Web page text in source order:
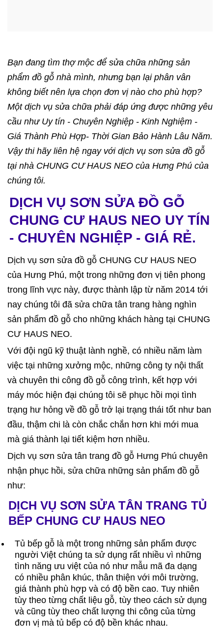
Bạn đang tìm thợ mộc để sửa chữa những sản
phẩm đồ gỗ nhà mình, nhưng bạn lại phân vân
không biết nên lựa chọn đơn vị nào cho phù hợp?
Một dịch vụ sửa chữa phải đáp ứng được những yêu
cầu như Uy tín - Chuyên Nghiệp - Kinh Nghiệm -
Giá Thành Phù Hợp- Thời Gian Bảo Hành Lâu Năm.
Vậy thi hãy liên hệ ngay với dịch vụ sơn sửa đồ gỗ
tại nhà CHUNG CƯ HAUS NEO của Hưng Phú của
chúng tôi.
DỊCH VỤ SƠN SỬA ĐỒ GỖ
CHUNG CƯ HAUS NEO UY TÍN
- CHUYÊN NGHIỆP - GIÁ RẺ.
Dịch vụ sơn sửa đồ gỗ CHUNG CƯ HAUS NEO
của Hưng Phú, một trong những đơn vị tiên phong
trong lĩnh vực này, được thành lập từ năm 2014 tới
nay chúng tôi đã sửa chữa tân trang hàng nghìn
sản phẩm đồ gỗ cho những khách hàng tại CHUNG
CƯ HAUS NEO.
Với đội ngũ kỹ thuật lành nghề, có nhiều năm làm
việc tại những xưởng mộc, những công ty nội thất
và chuyên thi công đồ gỗ công trình, kết hợp với
máy móc hiện đại chúng tôi sẽ phục hồi mọi tình
trạng hư hỏng về đồ gỗ trở lại trạng thái tốt như ban
đầu, thậm chi là còn chắc chắn hơn khi mới mua
mà giá thành lại tiết kiệm hơn nhiều.
Dịch vụ sơn sửa tân trang đồ gỗ Hưng Phú chuyên
nhận phục hồi, sửa chữa những sản phẩm đồ gỗ
như:
DỊCH VỤ SƠN SỬA TÂN TRANG TỦ
BẾP CHUNG CƯ HAUS NEO
Tủ bếp gỗ là một trong những sản phẩm được
người Việt chúng ta sử dụng rất nhiều vì những
tình năng ưu việt của nó như mẫu mã đa dạng
có nhiều phân khúc, thân thiện với môi trường,
giá thành phù hợp và có độ bền cao. Tuy nhiên
tùy theo từng chất liệu gỗ, tùy theo cách sử dụng
và cũng tùy theo chất lượng thi công của từng
đơn vị mà tủ bếp có độ bền khác nhau.